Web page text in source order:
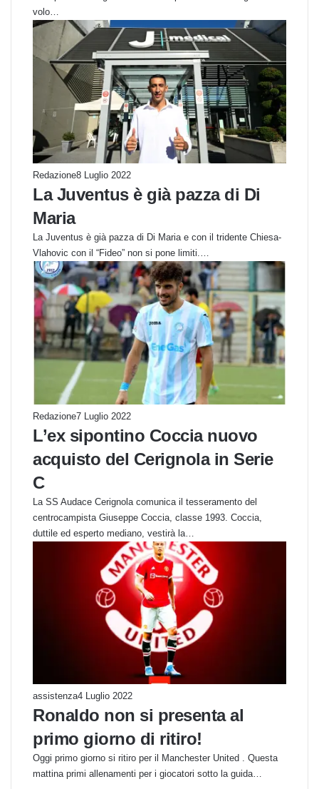
volo…
Redazione8 Luglio 2022
La Juventus è già pazza di Di
Maria
La Juventus è già pazza di Di Maria e con il tridente Chiesa-
Vlahovic con il “Fideo” non si pone limiti.…
Redazione7 Luglio 2022
L’ex sipontino Coccia nuovo
acquisto del Cerignola in Serie
C
La SS Audace Cerignola comunica il tesseramento del
centrocampista Giuseppe Coccia, classe 1993. Coccia,
duttile ed esperto mediano, vestirà la…
assistenza4 Luglio 2022
Ronaldo non si presenta al
primo giorno di ritiro!
Oggi primo giorno si ritiro per il Manchester United . Questa
mattina primi allenamenti per i giocatori sotto la guida…